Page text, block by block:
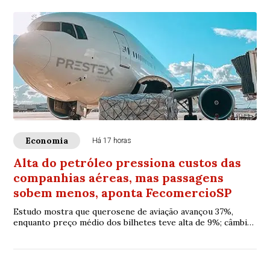
Economia Há 17 horas
Alta do petróleo pressiona custos das
companhias aéreas, mas passagens
sobem menos, aponta FecomercioSP
Estudo mostra que querosene de aviação avançou 37%,
enquanto preço médio dos bilhetes teve alta de 9%; câmbio